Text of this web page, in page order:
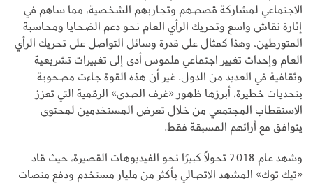
الاجتماعي لمشاركة قصصهم وتجاربهم الشخصية، مما ساهم في
إثارة نقاش واسع وتحريك الرأي العام نحو دعم الضحايا ومحاسبة
المتورطين، وهذا كمثال على قدرة وسائل التواصل على تحريك الرأي
العام وإحداث تغيير اجتماعي ملموس أدى إلى تغييرات تشريعية
وثقافية في العديد من الدول. غير أن هذه القوة جاءت مصحوبة
بتحديات خطيرة، أبرزها ظهور «غرف الصدى» الرقمية التي تعزز
الاستقطاب المجتمعي من خلال تعرض المستخدمين لمحتوى
يتوافق مع آرائهم المسبقة فقط.
وشهد عام 2018 تحولًا كبيرًا نحو الفيديوهات القصيرة، حيث قاد
«تيك توك» المشهد الاتصالي بأكثر من مليار مستخدم ودفع منصات